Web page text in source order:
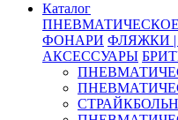
Каталог
ФОНАРИ ФЛЯЖКИ
АКСЕССУАРЫ